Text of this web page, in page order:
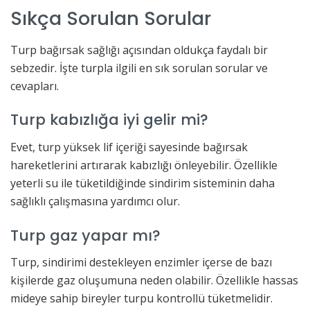
Sıkça Sorulan Sorular
Turp bağırsak sağlığı açısından oldukça faydalı bir
sebzedir. İşte turpla ilgili en sık sorulan sorular ve
cevapları.
Turp kabızlığa iyi gelir mi?
Evet, turp yüksek lif içeriği sayesinde bağırsak
hareketlerini artırarak kabızlığı önleyebilir. Özellikle
yeterli su ile tüketildiğinde sindirim sisteminin daha
sağlıklı çalışmasına yardımcı olur.
Turp gaz yapar mı?
Turp, sindirimi destekleyen enzimler içerse de bazı
kişilerde gaz oluşumuna neden olabilir. Özellikle hassas
mideye sahip bireyler turpu kontrollü tüketmelidir.